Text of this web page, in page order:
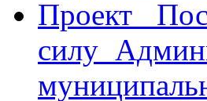
Проект
силу